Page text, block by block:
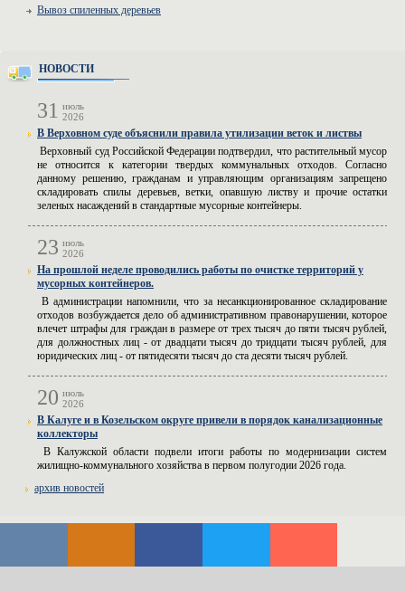
Вывоз спиленных деревьев
НОВОСТИ
31 июль
2026
В Верховном суде объяснили правила утилизации веток и листвы
Верховный суд Российской Федерации подтвердил, что растительный мусор
не относится к категории твердых коммунальных отходов. Согласно
данному решению, гражданам и управляющим организациям запрещено
складировать спилы деревьев, ветки, опавшую листву и прочие остатки
зеленых насаждений в стандартные мусорные контейнеры.
23 июль
2026
На прошлой неделе проводились работы по очистке территорий у
мусорных контейнеров.
В администрации напомнили, что за несанкционированное складирование
отходов возбуждается дело об административном правонарушении, которое
влечет штрафы для граждан в размере от трех тысяч до пяти тысяч рублей,
для должностных лиц - от двадцати тысяч до тридцати тысяч рублей, для
юридических лиц - от пятидесяти тысяч до ста десяти тысяч рублей.
20 июль
2026
В Калуге и в Козельском округе привели в порядок канализационные
коллекторы
В Калужской области подвели итоги работы по модернизации систем
жилищно-коммунального хозяйства в первом полугодии 2026 года.
архив новостей